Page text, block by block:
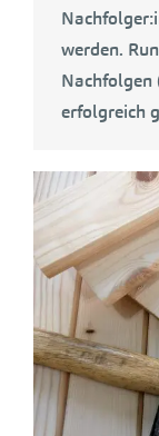
werden.
Nachfolgen
erfolgreich